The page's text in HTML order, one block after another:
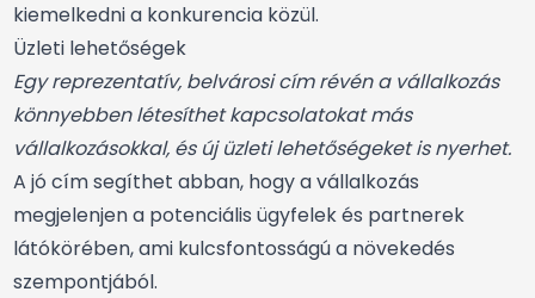
kiemelkedni a konkurencia közül.
Üzleti lehetőségek
Egy reprezentatív, belvárosi cím révén a vállalkozás
könnyebben létesíthet kapcsolatokat más
vállalkozásokkal, és új üzleti lehetőségeket is nyerhet.
A jó cím segíthet abban, hogy a vállalkozás
megjelenjen a potenciális ügyfelek és partnerek
látókörében, ami kulcsfontosságú a növekedés
szempontjából.